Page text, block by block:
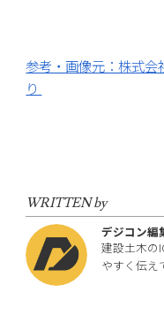
参考・画像元：株式会
り
WRITTEN by
デジコン編
建設土木の
やすく伝え